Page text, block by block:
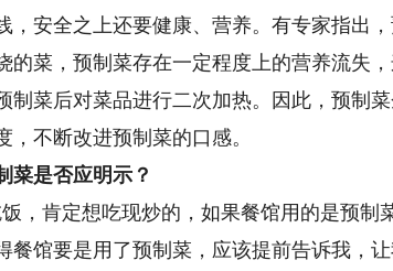
安全之上还要健康、营养。有专家指出，
的菜，预制菜存在一定程度上的营养流失
制菜后对菜品进行二次加热。因此，预制
，不断改进预制菜的口感。
是否应明示？
肯定想吃现炒的，如果餐馆用的是预制
餐馆要是用了预制菜，应该提前告诉我，